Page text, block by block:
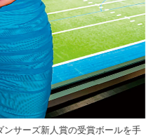
サーズ新人賞の受賞ボールを手